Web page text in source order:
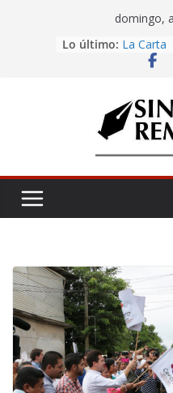
domingo,
Lo último: ¡Inicia
La Carta
Rosetta